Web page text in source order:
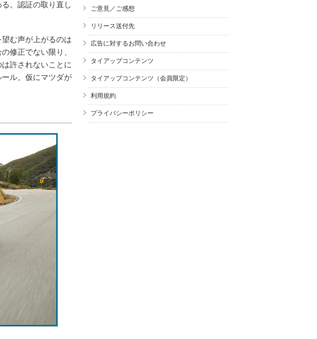
。認証の取り直し
む声が上がるのは
修正でない限り、
許されないことに
ル。仮にマツダが
ご意見／ご感想
リリース送付先
広告に対するお問い合わせ
タイアップコンテンツ
タイアップコンテンツ（会員限定）
利用規約
プライバシーポリシー